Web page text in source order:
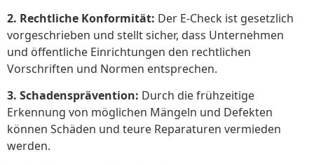
2. Rechtliche Konformität: Der E-Check ist gesetzlich
vorgeschrieben und stellt sicher, dass Unternehmen
und öffentliche Einrichtungen den rechtlichen
Vorschriften und Normen entsprechen.
3. Schadensprävention: Durch die frühzeitige
Erkennung von möglichen Mängeln und Defekten
können Schäden und teure Reparaturen vermieden
werden.